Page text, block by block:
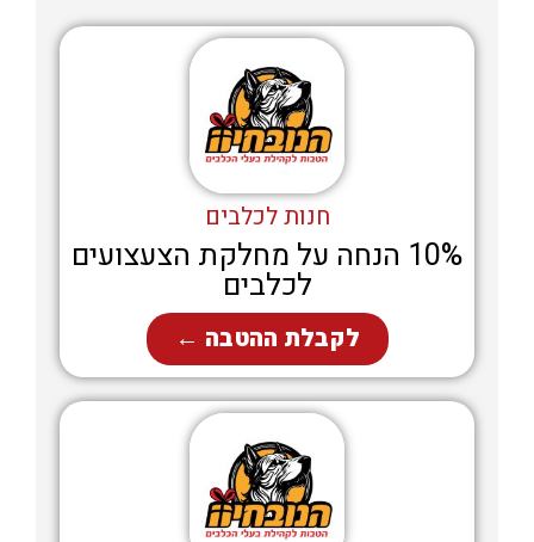
חנות לכלבים
10% הנחה על מחלקת הצעצועים
לכלבים
לקבלת ההטבה ←